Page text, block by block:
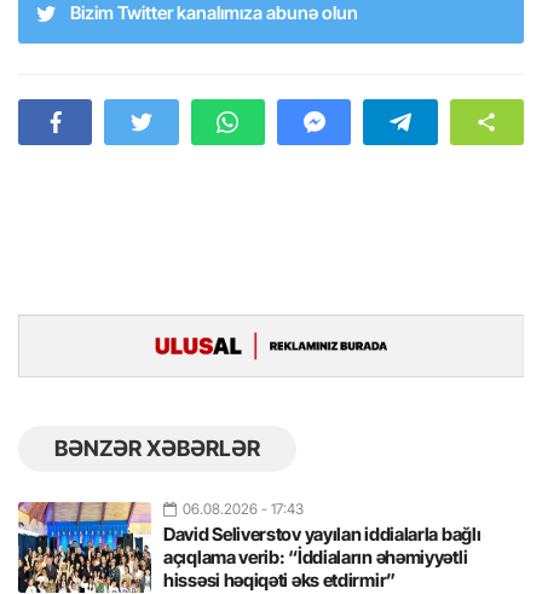
Bizim Twitter kanalımıza abunə olun
BƏNZƏR XƏBƏRLƏR
06.08.2026 - 17:43
David Seliverstov yayılan iddialarla bağlı
açıqlama verib: “İddiaların əhəmiyyətli
hissəsi həqiqəti əks etdirmir”